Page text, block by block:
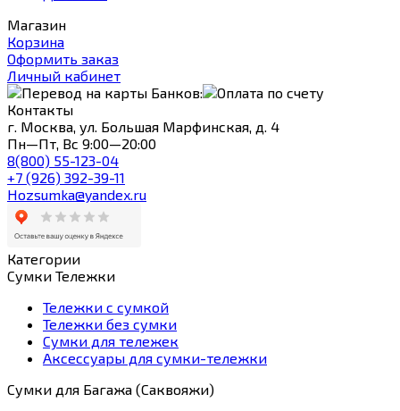
Магазин
Корзина
Оформить заказ
Личный кабинет
Контакты
г. Москва, ул. Большая Марфинская, д. 4
Пн—Пт, Вс 9:00—20:00
8(800) 55-123-04
+7 (926) 392-39-11
Hozsumka@yandex.ru
Категории
Сумки Тележки
Тележки с сумкой
Тележки без сумки
Сумки для тележек
Аксессуары для сумки-тележки
Сумки для Багажа (Саквояжи)